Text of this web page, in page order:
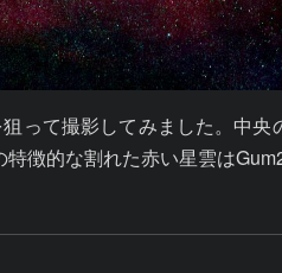
って撮影してみました。中
徴的な割れた赤い星雲は